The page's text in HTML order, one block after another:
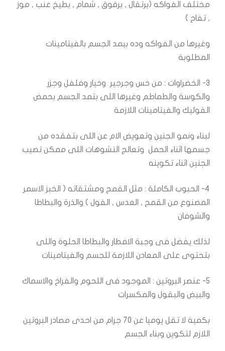
مختلف الفواكه (برتقال , برقوق , شمام , بطيخ عنب , موز
, تفاح )
وغيرها من الفواكه وده بيمد الجسم بالفيتامينات
المطلوبة
3- الخضراوات : من خس وجرجير وخيار وفلفل وجزر
والكوسة والطماطم وغيرها اللى بتمد الجسم بحمض
الفوليك والفيتامينات اللازمة
لبناء ونمو الجنين وتعويض الام عن اللى بتفقده من
جسمها اثناء الحمل وتعالج التشوهات اللى ممكن تصيب
الجنين اثناء تكوينه
4- الحبوب الكاملة : مثل القمح ومشتقاته ( الخبز الاسمر
المصنوع من القمح , العدس , الفول ) والذرة والبطاطا
والشوفان
لذلك يفضل فى وجبة الافطار والبطاطا الحلوة واللى
بتحتوى على المعادن اللازمة للجسم والفيتامينات
5- عنصر البروتين : الموجود فى اللحوم والفراخ والاسماك
والبيض والبقول والمكسرات
بكمية لا تقل يوميا عن 70 جرام من احدى مصادر البروتين
اللازم لتكوين وبناء الجسم